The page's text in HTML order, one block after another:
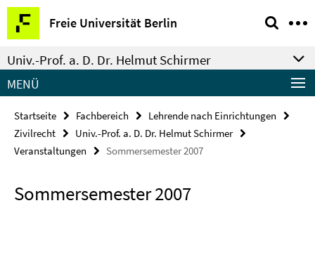
Springe
direkt
zu
Inhalt
Freie Universität Berlin
Service-
Navigation
Univ.-Prof. a. D. Dr. Helmut Schirmer
MENÜ
Startseite Fachbereich
Lehrende nach Einrichtungen
Zivilrecht
Univ.-Prof. a. D. Dr. Helmut Schirmer
Veranstaltungen
Sommersemester 2007
Sommersemester 2007